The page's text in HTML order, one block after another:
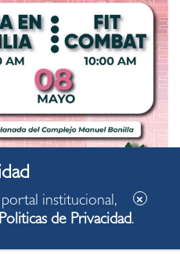
institucional,
Politicas de Privacidad.